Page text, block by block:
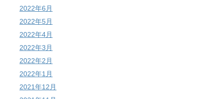
2022年6月
2022年5月
2022年4月
2022年3月
2022年2月
2022年1月
2021年12月